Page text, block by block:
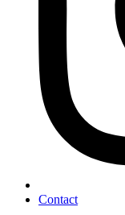
Contact